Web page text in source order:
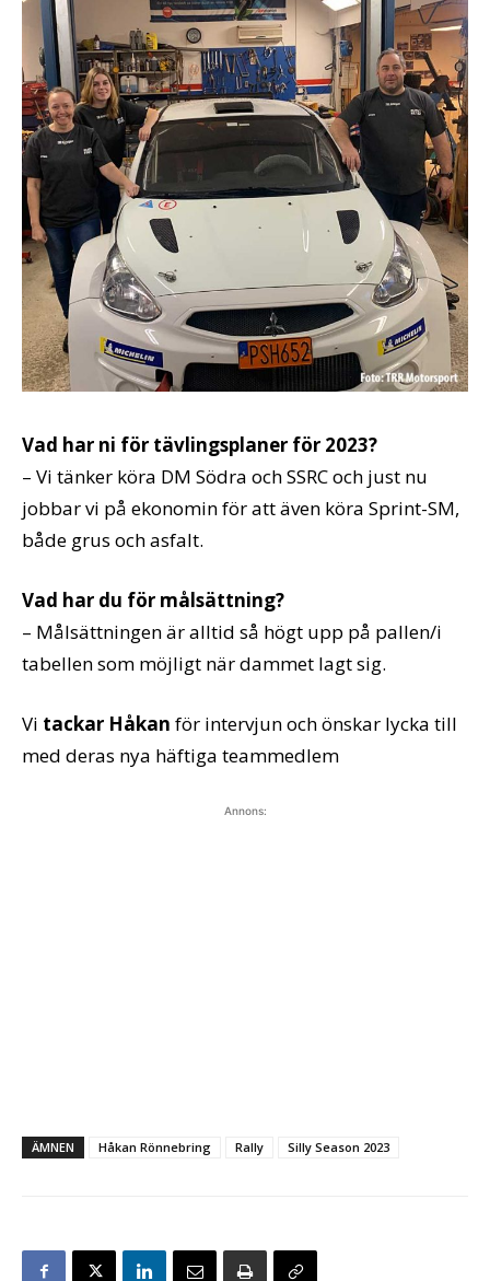
Vad har ni för tävlingsplaner för 2023?
– Vi tänker köra DM Södra och SSRC och just nu
jobbar vi på ekonomin för att även köra Sprint-SM,
både grus och asfalt.
Vad har du för målsättning?
– Målsättningen är alltid så högt upp på pallen/i
tabellen som möjligt när dammet lagt sig.
Vi tackar Håkan för intervjun och önskar lycka till
med deras nya häftiga teammedlem
Annons:
ÄMNEN Håkan Rönnebring Rally Silly Season 2023